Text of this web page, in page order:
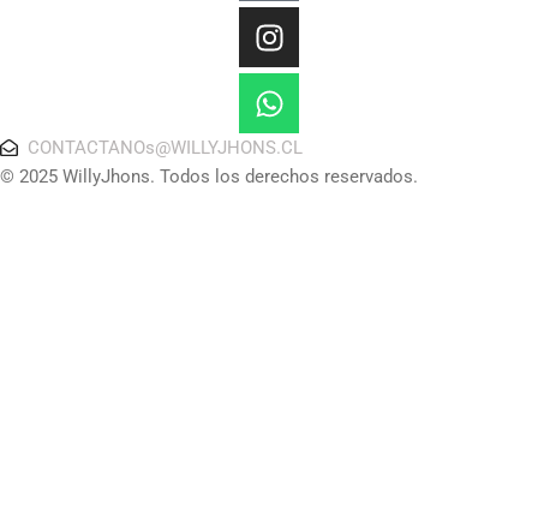
CONTACTANOs@WILLYJHONS.CL
© 2025 WillyJhons. Todos los derechos reservados.